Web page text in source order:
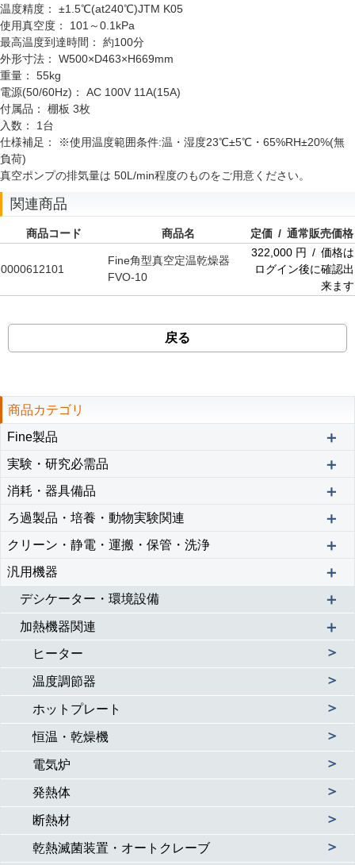
温度精度： ±1.5℃(at240℃)JTM K05
使用真空度： 101～0.1kPa
最高温度到達時間： 約100分
外形寸法： W500×D463×H669mm
重量： 55kg
電源(50/60Hz)： AC 100V 11A(15A)
付属品： 棚板 3枚
入数： 1台
仕様補足：
※使用温度範囲条件:温・湿度23℃±5℃・65%RH±20%(無
負荷)
真空ポンプの排気量は 50L/min程度のものをご用意ください。
関連商品
商品コード 商品名 定価 / 通常販売価格
0000612101
Fine角型真空定温乾燥器
FVO-10
322,000 円 / 価格は
ログイン後に確認出
来ます
戻る
商品カテゴリ
Fine製品
＋
実験・研究必需品 ＋
消耗・器具備品 ＋
ろ過製品・培養・動物実験関連 ＋
クリーン・静電・運搬・保管・洗浄 ＋
汎用機器 ＋
デシケーター・環境設備 ＋
加熱機器関連 ＋
ヒーター ＞
温度調節器 ＞
ホットプレート ＞
恒温・乾燥機 ＞
電気炉 ＞
発熱体 ＞
断熱材 ＞
乾熱滅菌装置・オートクレーブ ＞